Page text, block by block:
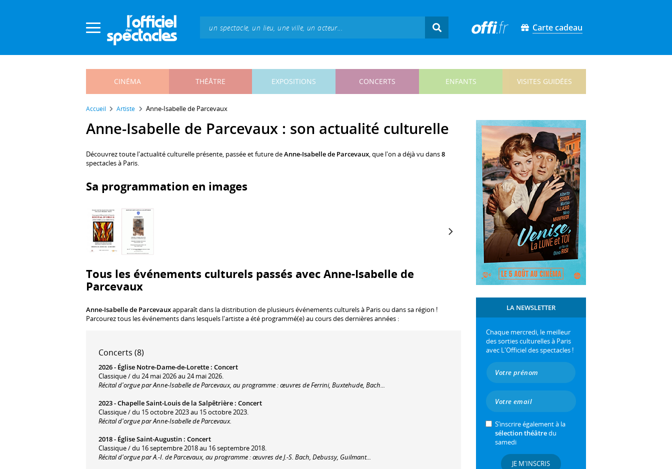
Carte cadeau
CINÉMA THÉÂTRE EXPOSITIONS CONCERTS ENFANTS VISITES GUIDÉES
Accueil Artiste Anne-Isabelle de Parcevaux
Anne-Isabelle de Parcevaux : son actualité culturelle
Découvrez toute l'actualité culturelle présente, passée et future deAnne-Isabelle de Parcevaux, que l'on a déjà vu dans8
spectacles à Paris.
Sa programmation en images
Tous les événements culturels passés avec Anne-Isabelle de
Parcevaux
Anne-Isabelle de Parcevauxapparaît dans la distribution de plusieurs événements culturels à Paris ou dans sa région !
Parcourez tous les événements dans lesquels l'artiste a été programmé(e) au cours des dernières années :
Concerts (8)
2026 - Église Notre-Dame-de-Lorette : Concert
Classique / du 24 mai 2026 au 24 mai 2026.
Récital d'orgue par Anne-Isabelle de Parcevaux, au programme : œuvres de Ferrini, Buxtehude, Bach...
2023 -Chapelle Saint-Louis de la Salpêtrière : Concert
Classique / du 15 octobre 2023 au 15 octobre 2023.
Récital d'orgue par Anne-Isabelle de Parcevaux.
2018 - Église Saint-Augustin : Concert
Classique / du 16 septembre 2018 au 16 septembre 2018.
Récital d'orgue par A.-I. de Parcevaux, au programme : œuvres de J.-S. Bach, Debussy, Guilmant...
LA NEWSLETTER
Chaque mercredi, le meilleur
des sorties culturelles à Paris
avec L'Officiel des spectacles !
S’inscrire également à la
sélection théâtredu
samedi
JE M'INSCRIS